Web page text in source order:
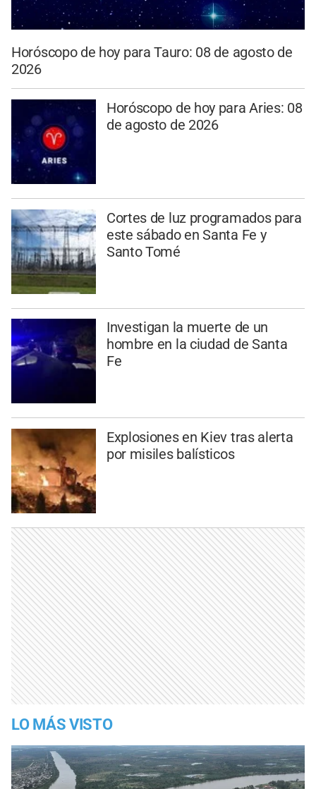
Horóscopo de hoy para Tauro: 08 de agosto de
2026
Horóscopo de hoy para Aries: 08
de agosto de 2026
Cortes de luz programados para
este sábado en Santa Fe y
Santo Tomé
Investigan la muerte de un
hombre en la ciudad de Santa
Fe
Explosiones en Kiev tras alerta
por misiles balísticos
LO MÁS VISTO